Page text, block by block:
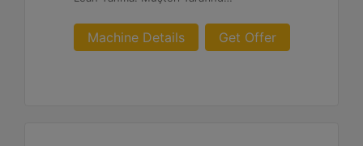
Machine Details Get Offer